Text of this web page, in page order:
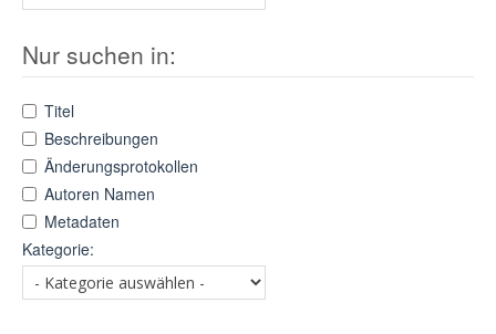
Nur suchen in:
Titel
Beschreibungen
Änderungsprotokollen
Autoren Namen
Metadaten
Kategorie: